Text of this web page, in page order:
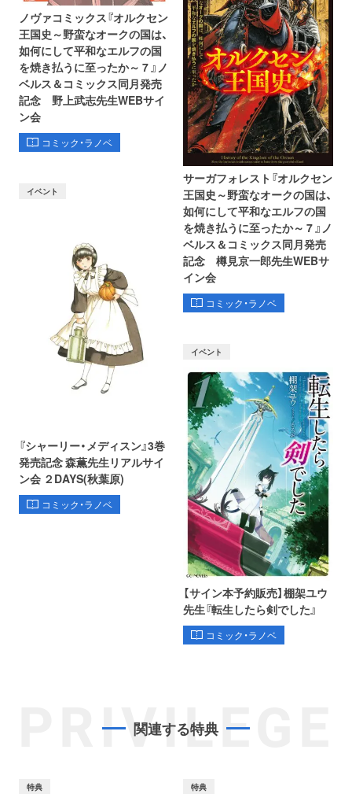
ノヴァコミックス『オルクセン
王国史～野蛮なオークの国は、
如何にして平和なエルフの国
を焼き払うに至ったか～ 7 』ノ
ベルス＆コミックス同月発売
記念 野上武志先生WEBサイ
ン会
コミック・ラノベ
サーガフォレスト『オルクセン
王国史～野蛮なオークの国は、
如何にして平和なエルフの国
を焼き払うに至ったか～ 7 』ノ
ベルス＆コミックス同月発売
記念 樽見京一郎先生WEBサ
イン会
コミック・ラノベ
イベント
『シャーリー・メディスン』3巻
発売記念 森薫先生リアルサイ
ン会 ２DAYS(秋葉原)
コミック・ラノベ
イベント
【サイン本予約販売】棚架ユウ
先生『転生したら剣でした』
コミック・ラノベ
PRIVILEGE
関連する特典
特典 特典